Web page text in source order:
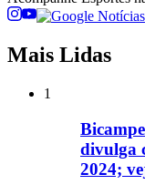
Mais Lidas
1
divulga
2024;